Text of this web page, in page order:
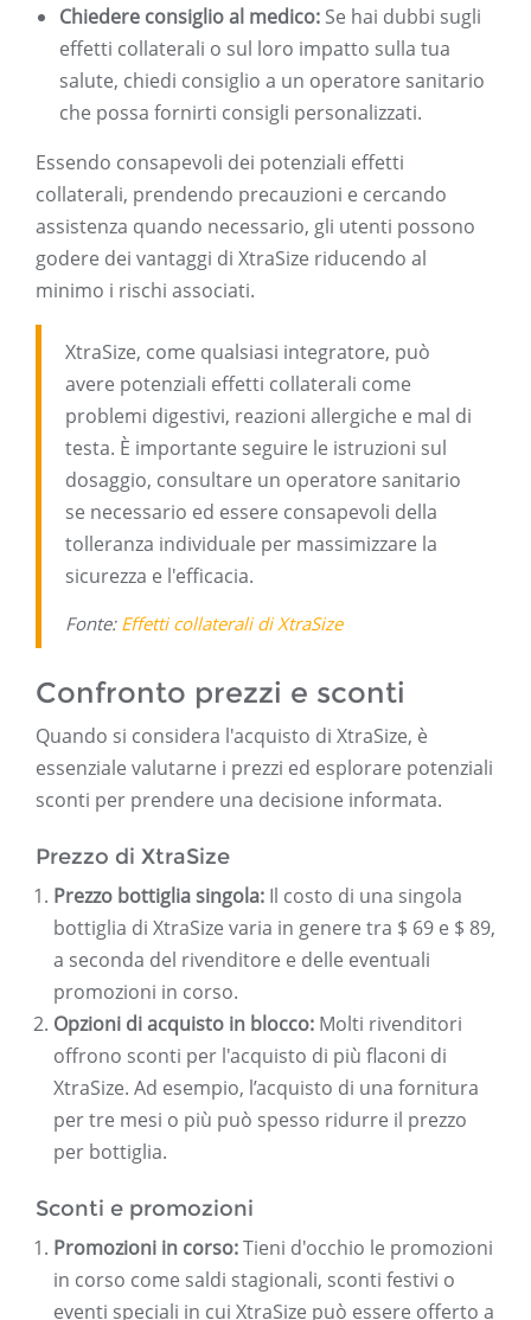
Chiedere consiglio al medico: Se hai dubbi sugli
effetti collaterali o sul loro impatto sulla tua
salute, chiedi consiglio a un operatore sanitario
che possa fornirti consigli personalizzati.
Essendo consapevoli dei potenziali effetti
collaterali, prendendo precauzioni e cercando
assistenza quando necessario, gli utenti possono
godere dei vantaggi di XtraSize riducendo al
minimo i rischi associati.
XtraSize, come qualsiasi integratore, può
avere potenziali effetti collaterali come
problemi digestivi, reazioni allergiche e mal di
testa. È importante seguire le istruzioni sul
dosaggio, consultare un operatore sanitario
se necessario ed essere consapevoli della
tolleranza individuale per massimizzare la
sicurezza e l'efficacia.
Fonte: Effetti collaterali di XtraSize
Confronto prezzi e sconti
Quando si considera l'acquisto di XtraSize, è
essenziale valutarne i prezzi ed esplorare potenziali
sconti per prendere una decisione informata.
Prezzo di XtraSize
Prezzo bottiglia singola: Il costo di una singola
bottiglia di XtraSize varia in genere tra $ 69 e $ 89,
a seconda del rivenditore e delle eventuali
promozioni in corso.
Opzioni di acquisto in blocco: Molti rivenditori
offrono sconti per l'acquisto di più flaconi di
XtraSize. Ad esempio, l’acquisto di una fornitura
per tre mesi o più può spesso ridurre il prezzo
per bottiglia.
Sconti e promozioni
Promozioni in corso:Tieni d'occhio le promozioni
in corso come saldi stagionali, sconti festivi o
eventi speciali in cui XtraSize può essere offerto a